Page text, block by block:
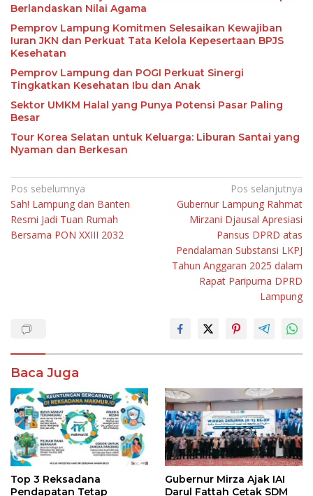
Berlandaskan Nilai Agama
Pemprov Lampung Komitmen Selesaikan Kewajiban
Iuran JKN dan Perkuat Tata Kelola Kepesertaan BPJS
Kesehatan
Pemprov Lampung dan POGI Perkuat Sinergi
Tingkatkan Kesehatan Ibu dan Anak
Sektor UMKM Halal yang Punya Potensi Pasar Paling
Besar
Tour Korea Selatan untuk Keluarga: Liburan Santai yang
Nyaman dan Berkesan
Navigasi
pos
Pos sebelumnya
Sah! Lampung dan Banten
Resmi Jadi Tuan Rumah
Bersama PON XXIII 2032
Pos selanjutnya
Gubernur Lampung Rahmat
Mirzani Djausal Apresiasi
Pansus DPRD atas
Pendalaman Substansi LKPJ
Tahun Anggaran 2025 dalam
Rapat Paripurna DPRD
Lampung
Baca Juga
Top 3 Reksadana
Pendapatan Tetap
Gubernur Mirza Ajak IAI
Darul Fattah Cetak SDM